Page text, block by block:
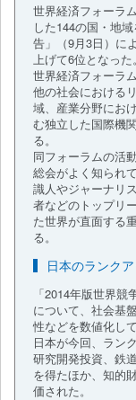
世界経済フォーラ
した144の国・地
告」（9月3日）に
上げて6位となった。
世界経済フォーラ
他の社会における
域、産業分野にお
む独立した国際機
る。
同フォーラムの活
総会がよく知られ
識人やジャーナリ
者などのトップリ
た世界が直面する
る。
日本のランク
「2014年版世界
について、社会基
性などを数値化し
日本が今回、ラン
研究開発投資、鉄
を得たほか、知的
価された。